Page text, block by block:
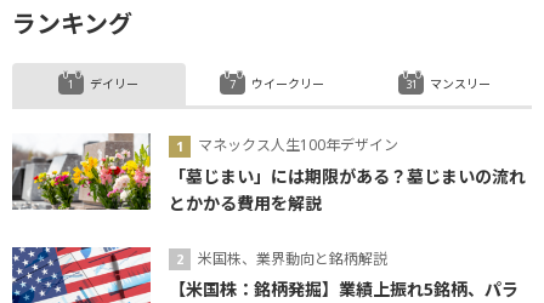
ランキング
デイリー
マネックス人生100年デザイン
「墓じまい」には期限がある？墓じまいの流れ
とかかる費用を解説
米国株、業界動向と銘柄解説
【米国株：銘柄発掘】業績上振れ5銘柄、パラ
ウイークリー マンスリー